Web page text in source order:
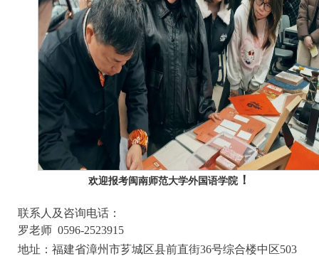
欢迎报考闽南师范大学外国语学院！
联系人及咨询电话：
罗老师 0596-2523915
地址： 福建省漳州市芗城区县前直街36号综合楼中区503